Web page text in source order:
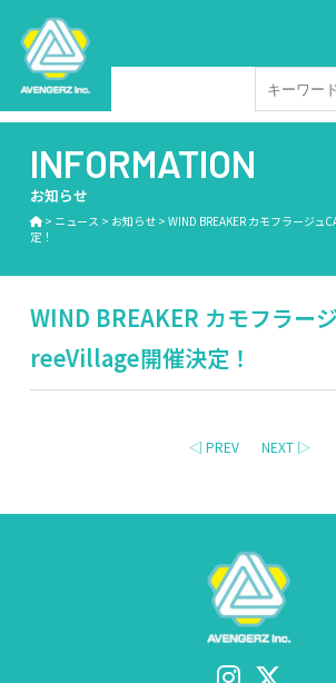
INFORMATION
お知らせ
> ニュース > お知らせ> WIND BREAKER カモフラージュ
定！
WIND BREAKER カモフラー
reeVillage開催決定！
◁ PREV NEXT ▷